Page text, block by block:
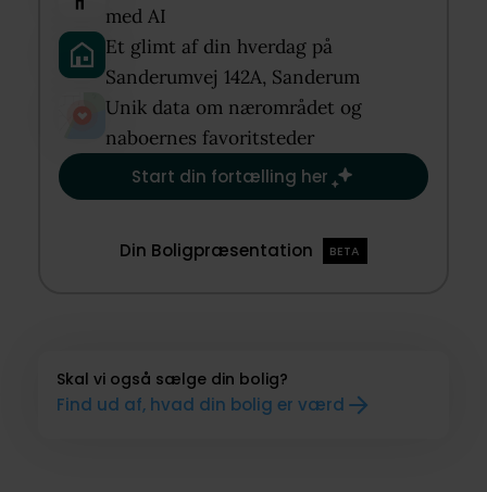
med AI​
Et glimt af din hverdag på
Sanderumvej 142A, Sanderum​
Unik data om nærområdet og
naboernes favoritsteder​
Start din fortælling her
Din Boligpræsentation BETA
Skal vi også sælge din bolig?
Find ud af, hvad din bolig er værd